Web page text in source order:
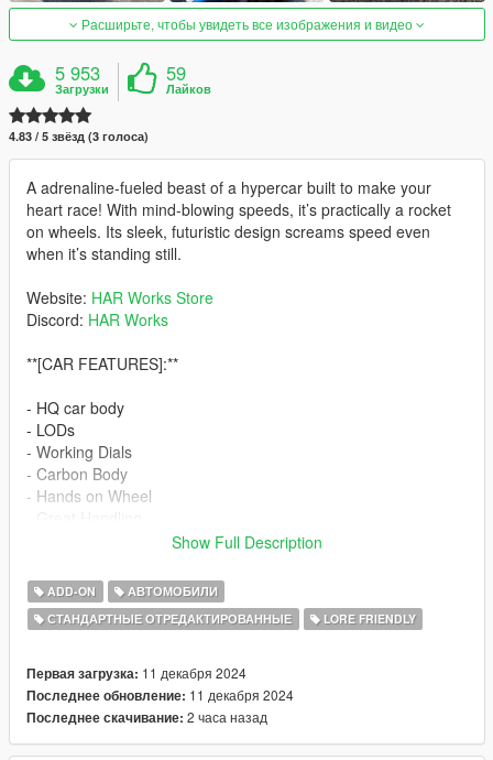
Расширьте, чтобы увидеть все изображения и видео
5 953
Загрузки
59
Лайков
4.83 / 5 звёзд (3 голоса)
A adrenaline-fueled beast of a hypercar built to make your
heart race! With mind-blowing speeds, it’s practically a rocket
on wheels. Its sleek, futuristic design screams speed even
when it’s standing still.
Website: HAR Works Store
Discord: HAR Works
**[CAR FEATURES]:**
- HQ car body
- LODs
- Working Dials
- Carbon Body
- Hands on Wheel
- Working steering wheel
[PAINT]:
-Paint 1 - Primary color (Use metallic for better looks)
-Paint 6 - Interior color
[INSTALLATION]:
(ADDON)
Show Full Description
ADD-ON
АВТОМОБИЛИ
СТАНДАРТНЫЕ ОТРЕДАКТИРОВАННЫЕ
LORE FRIENDLY
Первая загрузка: 11 декабря 2024
Последнее обновление: 11 декабря 2024
Последнее скачивание: 2 часа назад